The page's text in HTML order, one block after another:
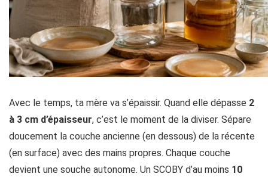
Avec le temps, ta mère va s’épaissir. Quand elle dépasse 2
à 3 cm d’épaisseur, c’est le moment de la diviser. Sépare
doucement la couche ancienne (en dessous) de la récente
(en surface) avec des mains propres. Chaque couche
devient une souche autonome. Un SCOBY d’au moins 10